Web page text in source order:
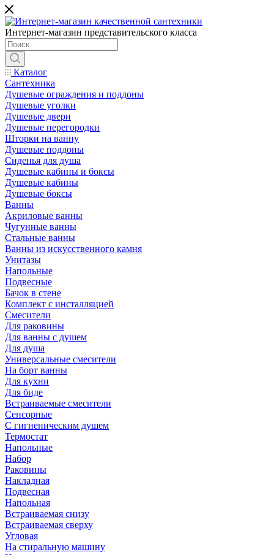
Интернет-магазин представительского класса
Каталог
Сантехника
Душевые ограждения и поддоны
Душевые уголки
Душевые двери
Душевые перегородки
Шторки на ванну
Душевые поддоны
Сиденья для душа
Душевые кабины и боксы
Душевые кабины
Душевые боксы
Ванны
Акриловые ванны
Чугунные ванны
Стальные ванны
Ванны из искусственного камня
Унитазы
Напольные
Подвесные
Бачок в стене
Комплект с инсталляцией
Смесители
Для раковины
Для ванны с душем
Для душа
Универсальные смесители
На борт ванны
Для кухни
Для биде
Встраиваемые смесители
Сенсорные
С гигиеническим душем
Термостат
Напольные
Набор
Раковины
Накладная
Подвесная
Напольная
Встраиваемая снизу
Встраиваемая сверху
Угловая
На стиральную машину